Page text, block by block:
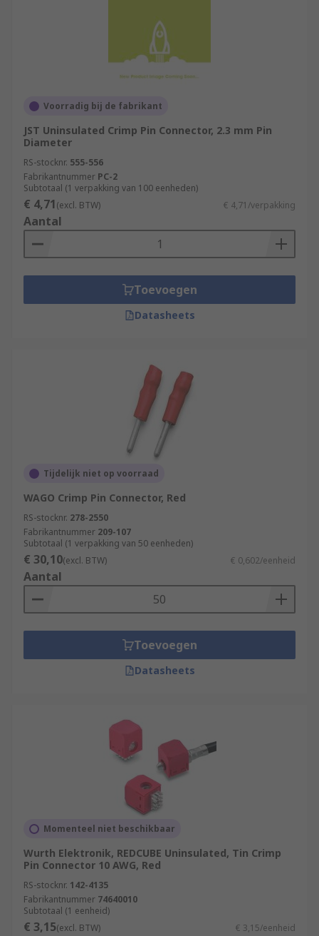
Voorradig bij de fabrikant
JST Uninsulated Crimp Pin Connector, 2.3 mm Pin
Diameter
RS-stocknr. 555-556
Fabrikantnummer PC-2
Subtotaal (1 verpakking van 100 eenheden)
€ 4,71(excl. BTW) € 4,71/verpakking
Aantal
Toevoegen
Datasheets
Tijdelijk niet op voorraad
WAGO Crimp Pin Connector, Red
RS-stocknr. 278-2550
Fabrikantnummer 209-107
Subtotaal (1 verpakking van 50 eenheden)
€ 30,10(excl. BTW) € 0,602/eenheid
Aantal
Toevoegen
Datasheets
Momenteel niet beschikbaar
Wurth Elektronik, REDCUBE Uninsulated, Tin Crimp
Pin Connector 10 AWG, Red
RS-stocknr. 142-4135
Fabrikantnummer 74640010
Subtotaal (1 eenheid)
€ 3,15(excl. BTW) € 3,15/eenheid